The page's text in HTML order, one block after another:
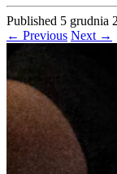
Published 5 grudnia
← Previous Next →